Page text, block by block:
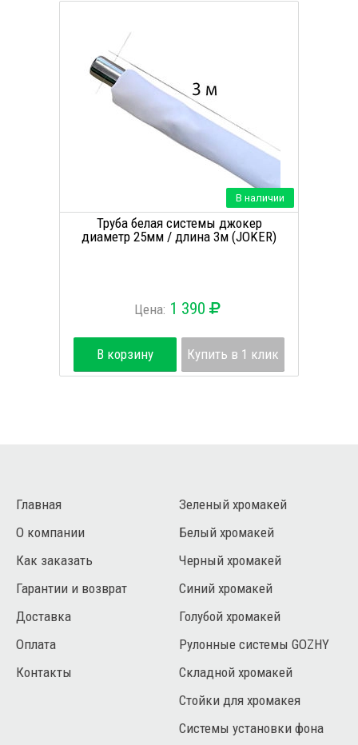
В наличии
Труба белая системы джокер
диаметр 25мм / длина 3м (JOKER)
Цена: 1 390
В корзину Купить в 1 клик
Главная
О компании
Как заказать
Гарантии и возврат
Доставка
Оплата
Контакты
Зеленый хромакей
Белый хромакей
Черный хромакей
Синий хромакей
Голубой хромакей
Рулонные системы GOZHY
Складной хромакей
Стойки для хромакея
Системы установки фона